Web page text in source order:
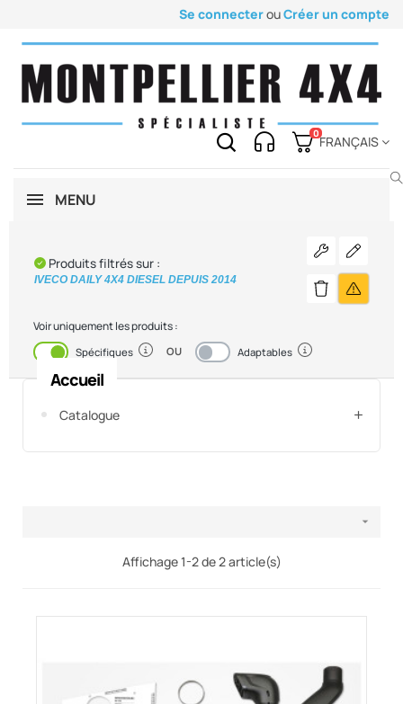
Se connecterouCréer un compte
0
FRANÇAIS
MENU
Produits filtrés sur :
IVECO DAILY 4X4 DIESEL DEPUIS 2014
Voir lesModifier
Supprimer le
Voir uniquement les produits :
Activé Spécifiques OU DésactivéAdaptables
Accueil
Catalogue

Affichage 1-2 de 2 article(s)